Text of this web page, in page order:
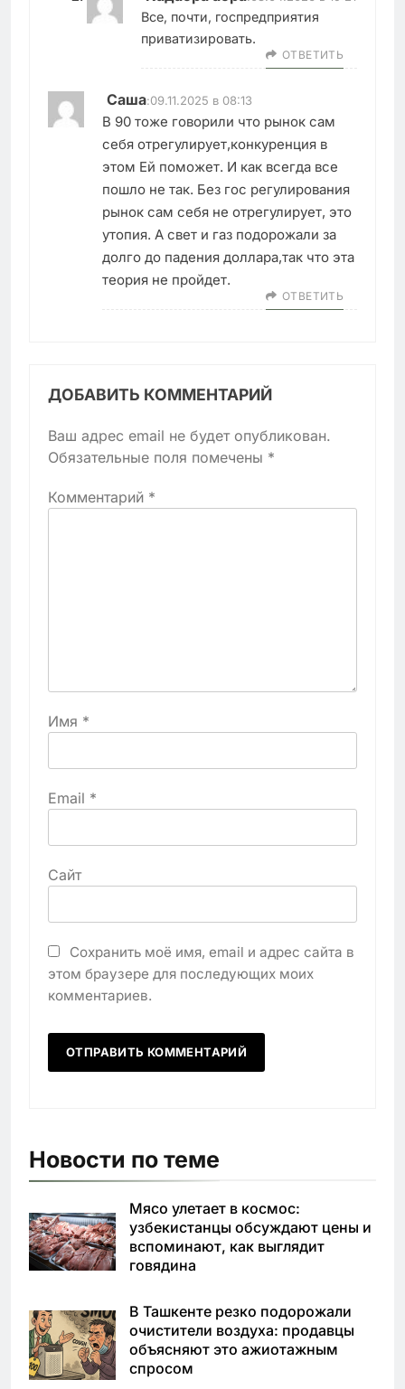
Все, почти, госпредприятия
приватизировать.
ОТВЕТИТЬ
Саша:09.11.2025 в 08:13
В 90 тоже говорили что рынок сам
себя отрегулирует,конкуренция в
этом Ей поможет. И как всегда все
пошло не так. Без гос регулирования
рынок сам себя не отрегулирует, это
утопия. А свет и газ подорожали за
долго до падения доллара,так что эта
теория не пройдет.
ОТВЕТИТЬ
ДОБАВИТЬ КОММЕНТАРИЙ
Ваш адрес email не будет опубликован.
Обязательные поля помечены *
Комментарий *
Имя *
Email *
Сайт
Сохранить моё имя, email и адрес сайта в
этом браузере для последующих моих
комментариев.
Новости по теме
Мясо улетает в космос:
узбекистанцы обсуждают цены и
вспоминают, как выглядит
говядина
В Ташкенте резко подорожали
очистители воздуха: продавцы
объясняют это ажиотажным
спросом